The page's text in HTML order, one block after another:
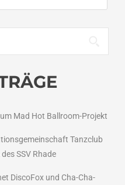
Mad Hot Ballroom-Projekt
Tanzclub
SSV Rhade
DiscoFox und Cha-Cha-